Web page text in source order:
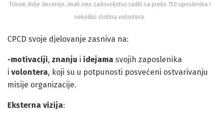
Tokom dvije decenije, imali smo zadovoljstvo raditi sa preko 150 uposlenika i
nekoliko stotina volontera.
CPCD svoje djelovanje zasniva na:
-motivaciji, znanju i idejama svojih zaposlenika
i volontera, koji su u potpunosti posvećeni ostvarivanju
misije organizacije.
Eksterna vizija: